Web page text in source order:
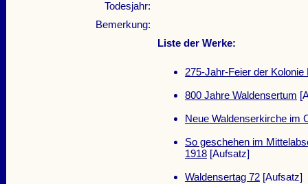
Todesjahr:
Bemerkung:
Liste der Werke:
275-Jahr-Feier der
800 Jahre Waldensertum
Neue Waldenserkirche im
So geschehen im
1918[Aufsatz]
Waldensertag 72[Aufsatz]